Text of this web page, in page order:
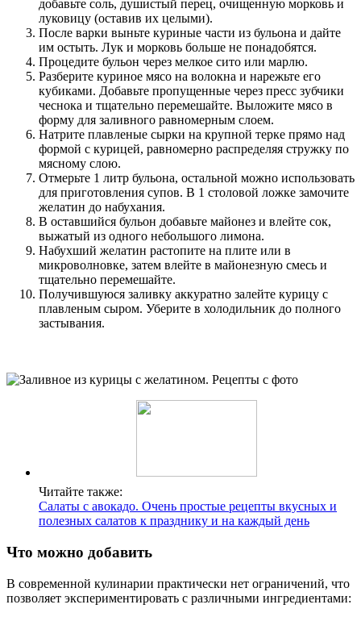
добавьте соль, душистый перец, очищенную морковь и
луковицу (оставив их целыми).
После варки выньте куриные части из бульона и дайте
им остыть. Лук и морковь больше не понадобятся.
Процедите бульон через мелкое сито или марлю.
Разберите куриное мясо на волокна и нарежьте его
кубиками. Добавьте пропущенные через пресс зубчики
чеснока и тщательно перемешайте. Выложите мясо в
форму для заливного равномерным слоем.
Натрите плавленые сырки на крупной терке прямо над
формой с курицей, равномерно распределяя стружку по
мясному слою.
Отмерьте 1 литр бульона, остальной можно использовать
для приготовления супов. В 1 столовой ложке замочите
желатин до набухания.
В оставшийся бульон добавьте майонез и влейте сок,
выжатый из одного небольшого лимона.
Набухший желатин растопите на плите или в
микроволновке, затем влейте в майонезную смесь и
тщательно перемешайте.
Получившуюся заливку аккуратно залейте курицу с
плавленым сыром. Уберите в холодильник до полного
застывания.
Читайте также:
Салаты с авокадо. Очень простые рецепты вкусных и
полезных салатов к празднику и на каждый день
Что можно добавить
В современной кулинарии практически нет ограничений, что
позволяет экспериментировать с различными ингредиентами: